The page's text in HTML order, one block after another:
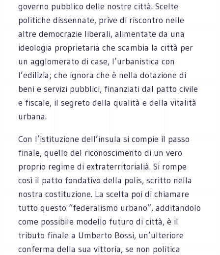
governo pubblico delle nostre città. Scelte
politiche dissennate, prive di riscontro nelle
altre democrazie liberali, alimentate da una
ideologia proprietaria che scambia la città per
un agglomerato di case, l’urbanistica con
l’edilizia; che ignora che è nella dotazione di
beni e servizi pubblici, finanziati dal patto civile
e fiscale, il segreto della qualità e della vitalità
urbana.
Con l’istituzione dell’insula si compie il passo
finale, quello del riconoscimento di un vero
proprio regime di extraterritorialià. Si rompe
così il patto fondativo della polis, scritto nella
nostra costituzione. La scelta poi di chiamare
tutto questo “federalismo urbano”, additandolo
come possibile modello futuro di città, è il
tributo finale a Umberto Bossi, un’ulteriore
conferma della sua vittoria, se non politica